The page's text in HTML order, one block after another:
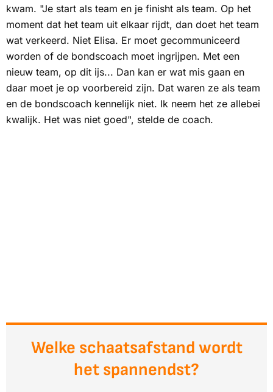
kwam. "Je start als team en je finisht als team. Op het
moment dat het team uit elkaar rijdt, dan doet het team
wat verkeerd. Niet Elisa. Er moet gecommuniceerd
worden of de bondscoach moet ingrijpen. Met een
nieuw team, op dit ijs... Dan kan er wat mis gaan en
daar moet je op voorbereid zijn. Dat waren ze als team
en de bondscoach kennelijk niet. Ik neem het ze allebei
kwalijk. Het was niet goed", stelde de coach.
Welke schaatsafstand wordt
het spannendst?